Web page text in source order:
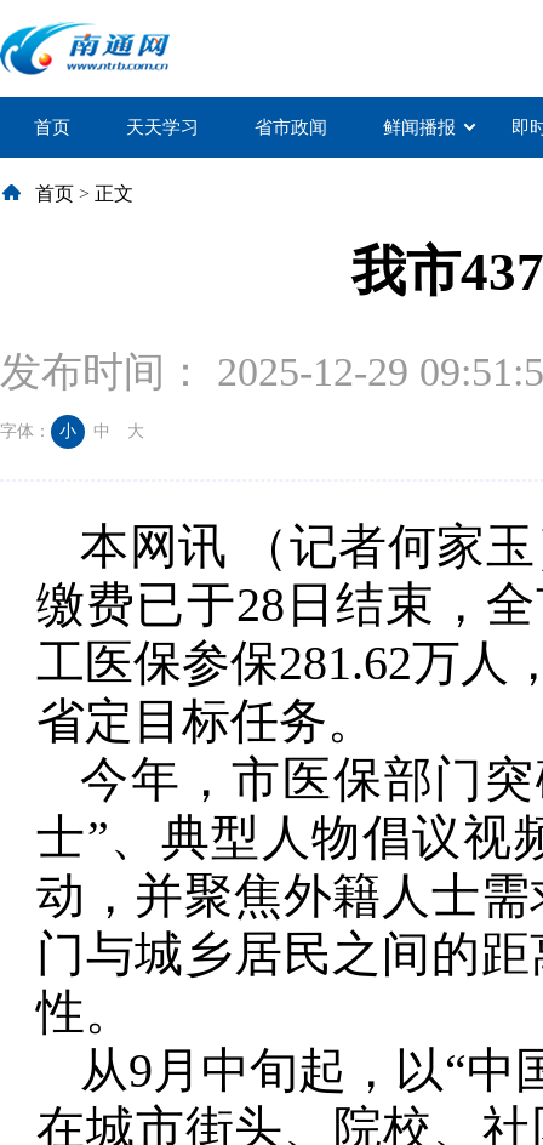
首页 天天学习 省市政闻 鲜闻播报 即
首页 > 正文
我市
发布时间： 2025-12-29
字体： 小 中 大
本网讯 （记者何家
缴费已于28日结束，
工医保参保281.62万人
省定目标任务。
今年，市医保部门
士”、典型人物倡议视
动，并聚焦外籍人士
门与城乡居民之间的
性。
从9月中旬起，以“中
在城市街头、院校、